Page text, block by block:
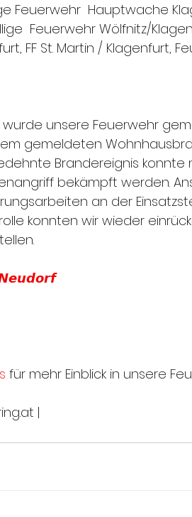
Feuerwehr  Hauptwache
Feuerwehr Wölfnitz/
FF St. Martin / Klagenfurt,
unsere Feuerwehr
gemeldeten
Brandereignis
bekämpft werden.
an der
konnten wir wieder
für mehr Einblick in unsere
|